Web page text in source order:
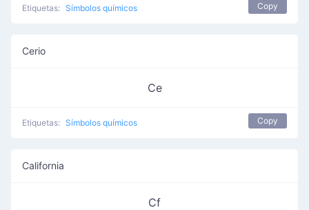
Etiquetas: Símbolos químicos Copy
Cerio
Ce
Etiquetas: Símbolos químicos Copy
California
Cf